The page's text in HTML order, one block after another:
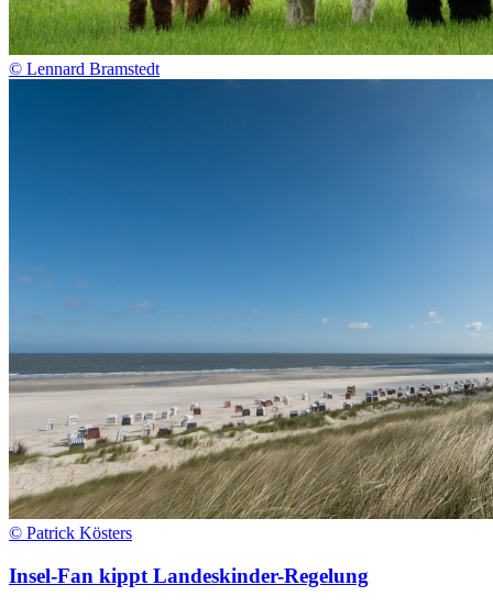
© Lennard Bramstedt
© Patrick Kösters
Insel-Fan kippt Landeskinder-Regelung